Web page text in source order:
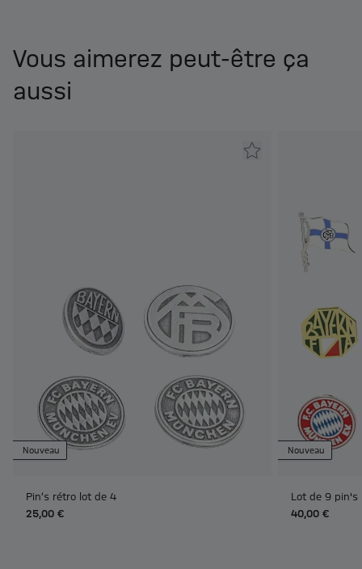
Vous aimerez peut-être ça
aussi
Nouveau
Pin’s rétro lot de 4
25,00 €
Nouveau
Lot de 9 pin's
40,00 €